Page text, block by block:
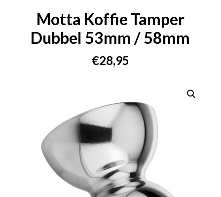
Motta Koffie Tamper
Dubbel 53mm / 58mm
€28,95